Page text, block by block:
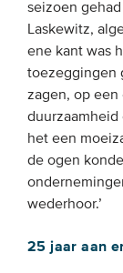
seizoen
Laskewitz,
ene kant was
toezeggingen
zagen, op
duurzaamheid
het een
de ogen
wederhoor.’
25 jaar aan